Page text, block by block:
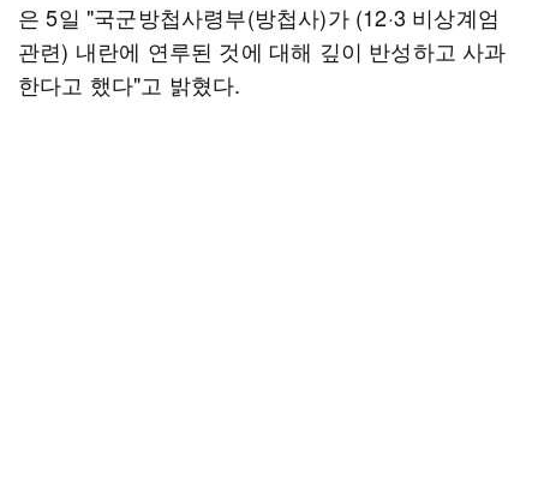
은 5일 "국군방첩사령부(방첩사)가 (12·3 비상계엄
관련) 내란에 연루된 것에 대해 깊이 반성하고 사과
한다고 했다"고 밝혔다.